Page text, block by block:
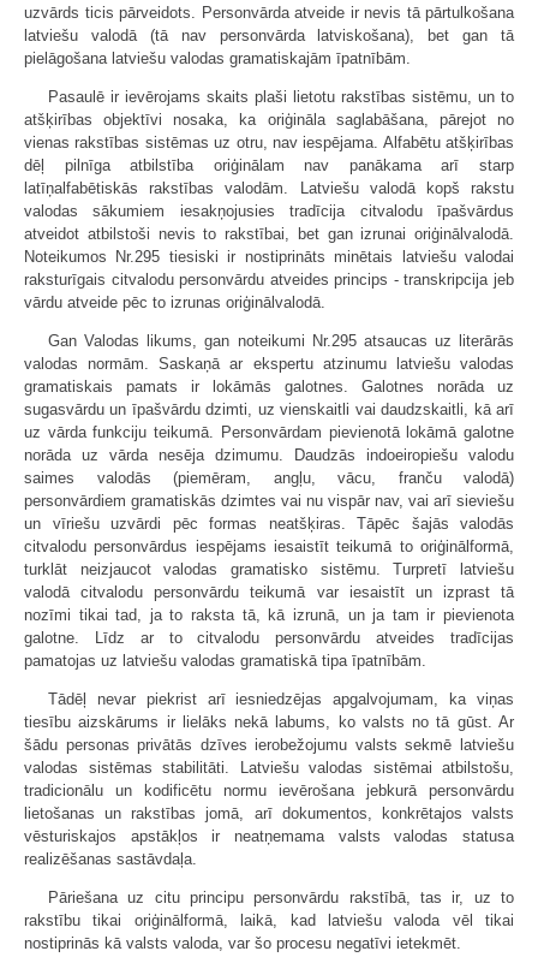
uzvārds ticis pārveidots. Personvārda atveide ir nevis tā pārtulkošana
latviešu valodā (tā nav personvārda latviskošana), bet gan tā
pielāgošana latviešu valodas gramatiskajām īpatnībām.
Pasaulē ir ievērojams skaits plaši lietotu rakstības sistēmu, un to
atšķirības objektīvi nosaka, ka oriģināla saglabāšana, pārejot no
vienas rakstības sistēmas uz otru, nav iespējama. Alfabētu atšķirības
dēļ pilnīga atbilstība oriģinālam nav panākama arī starp
latīņalfabētiskās rakstības valodām. Latviešu valodā kopš rakstu
valodas sākumiem iesakņojusies tradīcija citvalodu īpašvārdus
atveidot atbilstoši nevis to rakstībai, bet gan izrunai oriģinālvalodā.
Noteikumos Nr.295 tiesiski ir nostiprināts minētais latviešu valodai
raksturīgais citvalodu personvārdu atveides princips - transkripcija jeb
vārdu atveide pēc to izrunas oriģinālvalodā.
Gan Valodas likums, gan noteikumi Nr.295 atsaucas uz literārās
valodas normām. Saskaņā ar ekspertu atzinumu latviešu valodas
gramatiskais pamats ir lokāmās galotnes. Galotnes norāda uz
sugasvārdu un īpašvārdu dzimti, uz vienskaitli vai daudzskaitli, kā arī
uz vārda funkciju teikumā. Personvārdam pievienotā lokāmā galotne
norāda uz vārda nesēja dzimumu. Daudzās indoeiropiešu valodu
saimes valodās (piemēram, angļu, vācu, franču valodā)
personvārdiem gramatiskās dzimtes vai nu vispār nav, vai arī sieviešu
un vīriešu uzvārdi pēc formas neatšķiras. Tāpēc šajās valodās
citvalodu personvārdus iespējams iesaistīt teikumā to oriģinālformā,
turklāt neizjaucot valodas gramatisko sistēmu. Turpretī latviešu
valodā citvalodu personvārdu teikumā var iesaistīt un izprast tā
nozīmi tikai tad, ja to raksta tā, kā izrunā, un ja tam ir pievienota
galotne. Līdz ar to citvalodu personvārdu atveides tradīcijas
pamatojas uz latviešu valodas gramatiskā tipa īpatnībām.
Tādēļ nevar piekrist arī iesniedzējas apgalvojumam, ka viņas
tiesību aizskārums ir lielāks nekā labums, ko valsts no tā gūst. Ar
šādu personas privātās dzīves ierobežojumu valsts sekmē latviešu
valodas sistēmas stabilitāti. Latviešu valodas sistēmai atbilstošu,
tradicionālu un kodificētu normu ievērošana jebkurā personvārdu
lietošanas un rakstības jomā, arī dokumentos, konkrētajos valsts
vēsturiskajos apstākļos ir neatņemama valsts valodas statusa
realizēšanas sastāvdaļa.
Pāriešana uz citu principu personvārdu rakstībā, tas ir, uz to
rakstību tikai oriģinālformā, laikā, kad latviešu valoda vēl tikai
nostiprinās kā valsts valoda, var šo procesu negatīvi ietekmēt.